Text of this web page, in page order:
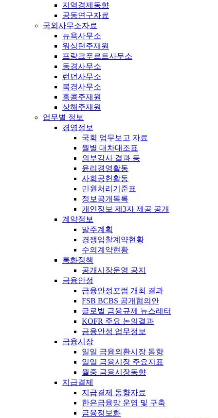
지역경제동향
공동연구자료
국외사무소자료
뉴욕사무소
워싱턴주재원
프랑크푸르트사무소
동경사무소
런던사무소
북경사무소
홍콩주재원
상해주재원
업무별 정보
경영정보
국회 업무보고 자료
월별 대차대조표
외부감사 결과 등
윤리경영활동
사회공헌활동
민원처리기준표
정보공개목록
개인정보 제3자 제공 공개
계약정보
발주계획
경쟁입찰계약현황
수의계약현황
통화정책
공개시장운영 공지
금융안정
금융안정포럼 개최 결과
FSB BCBS 공개협의안
글로벌 금융규제 뉴스레터
KOFR 주요 논의결과
금융안정 업무정보
금융시장
일일 금융외환시장 동향
일일 금융시장 주요지표
월중 금융시장동향
지급결제
지급결제 동향자료
한은금융망 운영 및 구축
금융정보화